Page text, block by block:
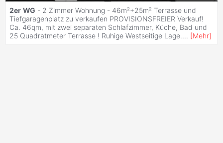
2er WG - 2 Zimmer Wohnung - 46m²+25m² Terrasse und
Tiefgaragenplatz zu verkaufen PROVISIONSFREIER Verkauf!
Ca. 46qm, mit zwei separaten Schlafzimmer, Küche, Bad und
25 Quadratmeter Terrasse ! Ruhige Westseitige Lage.... [Mehr]